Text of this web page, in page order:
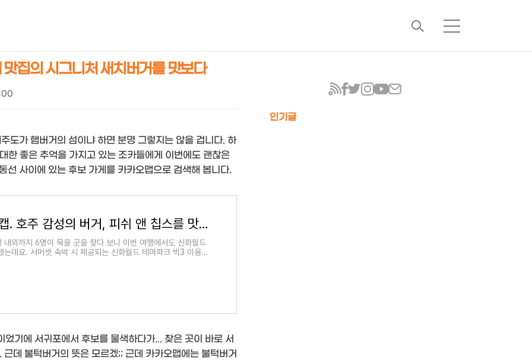
검
메
집의 시그니처 새치버거를 맛보다
도가 햄버거의 섬이냐 하면 분명 그렇지는 않을 겁니다. 하
한 좋은 추억을 가지고 있는 조카들에게 이번에도 괜찮은
선 사이에 있는 후보 가게를 카카오맵으로 검색해 봅니다.
제주 올드캡. 호주 감성의 버거, 피쉬 앤 칩스를 맛볼 수 있다는 맛집
내외까지 6명이 묵을 곳을 찾다 보니 이번 여행에서도 신화월드
는데요. 서머셋 숙박 시 제공되는 신화월드 테마파크 빅3 이용권
기에 서귀포에서 후보를 물색하다가... 찾은 곳이 바로 서
. 근데 불턱버거의 뜻은 모르겠;; 근데 카카오맵에는 불턱버거
인기글